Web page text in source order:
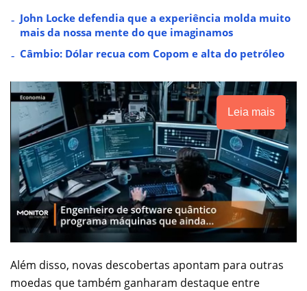
John Locke defendia que a experiência molda muito
mais da nossa mente do que imaginamos
Câmbio: Dólar recua com Copom e alta do petróleo
Leia mais
Além disso, novas descobertas apontam para outras
moedas que também ganharam destaque entre